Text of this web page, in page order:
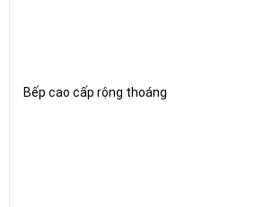
Bếp cao cấp rộng thoáng